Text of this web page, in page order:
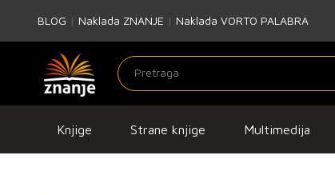
BLOG | Naklada ZNANJE | Naklada VORTO PALABRA
Knjige Strane knjige Multimedija